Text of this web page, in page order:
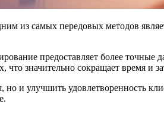
из самых передовых методов
предоставляет более точные
значительно сокращает время и
и улучшить удовлетворенность